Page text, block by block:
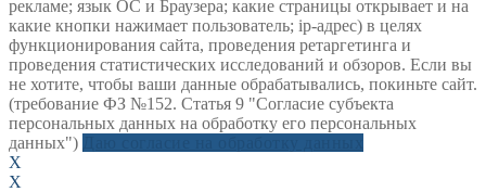
рекламе; язык ОС и Браузера; какие страницы открывает и на
какие кнопки нажимает пользователь; ip-адрес) в целях
функционирования сайта, проведения ретаргетинга и
проведения статистических исследований и обзоров. Если вы
не хотите, чтобы ваши данные обрабатывались, покиньте сайт.
(требование ФЗ №152. Статья 9 "Согласие субъекта
персональных данных на обработку его персональных
данных")
X
X